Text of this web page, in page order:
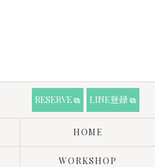
RESERVE LINE登録
HOME
WORKSHOP